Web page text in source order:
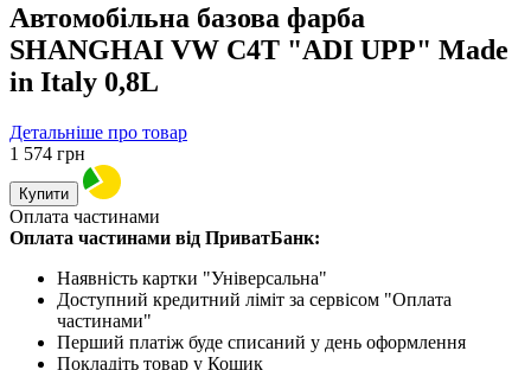
Автомобільна базова фарба
SHANGHAI VW C4T "ADI UPP" Made
in Italy 0,8L
Детальніше про товар
1 574 грн
Купити
Оплата частинами
Оплата частинами від ПриватБанк:
Наявність картки "Універсальна"
Доступний кредитний ліміт за сервісом "Оплата
частинами"
Перший платіж буде списаний у день оформлення
Покладіть товар у Кошик